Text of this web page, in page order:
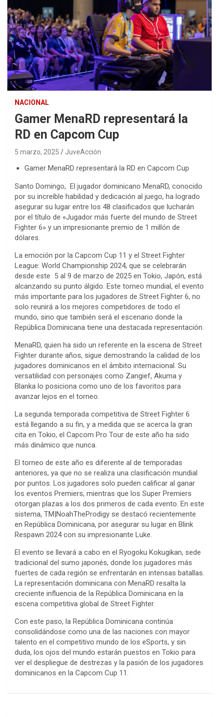
NACIONAL
Gamer MenaRD representará la
RD en Capcom Cup
5 marzo, 2025 JuveAcción
Gamer MenaRD representará la RD en Capcom Cup
Santo Domingo, El jugador dominicano MenaRD, conocido
por su increíble habilidad y dedicación al juego, ha logrado
asegurar su lugar entre los 48 clasificados que lucharán
por el título de «Jugador más fuerte del mundo de Street
Fighter 6» y un impresionante premio de 1 millón de
dólares.
La emoción por la Capcom Cup 11 y el Street Fighter
League: World Championship 2024, que se celebrarán
desde este 5 al 9 de marzo de 2025 en Tokio, Japón, está
alcanzando su punto álgido. Este torneo mundial, el evento
más importante para los jugadores de Street Fighter 6, no
solo reunirá a los mejores competidores de todo el
mundo, sino que también será el escenario donde la
República Dominicana tiene una destacada representación.
MenaRD, quien ha sido un referente en la escena de Street
Fighter durante años, sigue demostrando la calidad de los
jugadores dominicanos en el ámbito internacional. Su
versatilidad con personajes como Zangief, Akuma y
Blanka lo posiciona como uno de los favoritos para
avanzar lejos en el torneo.
La segunda temporada competitiva de Street Fighter 6
está llegando a su fin, y a medida que se acerca la gran
cita en Tokio, el Capcom Pro Tour de este año ha sido
más dinámico que nunca.
El torneo de este año es diferente al de temporadas
anteriores, ya que no se realiza una clasificación mundial
por puntos. Los jugadores solo pueden calificar al ganar
los eventos Premiers, mientras que los Super Premiers
otorgan plazas a los dos primeros de cada evento. En este
sistema, TM|NoahTheProdigy se destacó recientemente
en República Dominicana, por asegurar su lugar en Blink
Respawn 2024 con su impresionante Luke.
El evento se llevará a cabo en el Ryogoku Kokugikan, sede
tradicional del sumo japonés, donde los jugadores más
fuertes de cada región se enfrentarán en intensas batallas.
La representación dominicana con MenaRD resalta la
creciente influencia de la República Dominicana en la
escena competitiva global de Street Fighter.
Con este paso, la República Dominicana continúa
consolidándose como una de las naciones con mayor
talento en el competitivo mundo de los eSports, y sin
duda, los ojos del mundo estarán puestos en Tokio para
ver el despliegue de destrezas y la pasión de los jugadores
dominicanos en la Capcom Cup 11.